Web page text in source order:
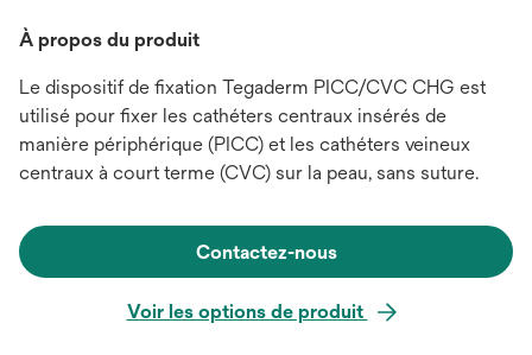
À propos du produit
Le dispositif de fixation Tegaderm PICC/CVC CHG est
utilisé pour fixer les cathéters centraux insérés de
manière périphérique (PICC) et les cathéters veineux
centraux à court terme (CVC) sur la peau, sans suture.
Contactez-nous
Voir les options de produit